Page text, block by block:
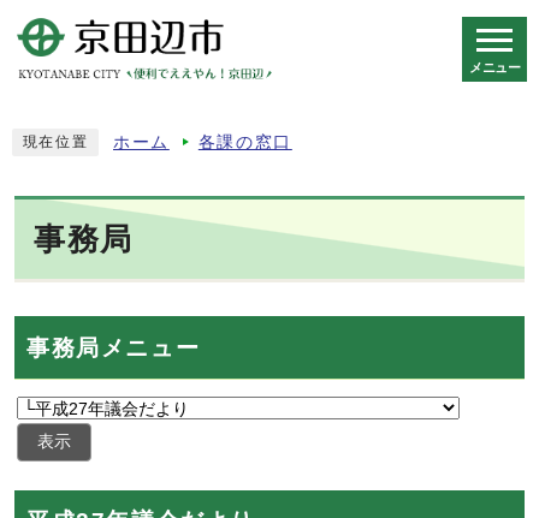
メニュー
現在位置 ホーム 各課の窓口
事務局
事務局メニュー
表示